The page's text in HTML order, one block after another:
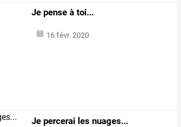
Je pense à toi...
16 févr. 2020
Je percerai les nuages...